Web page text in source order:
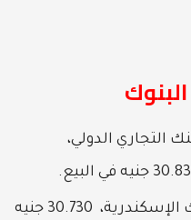
التجاري الدولي،
30.730 جنيه